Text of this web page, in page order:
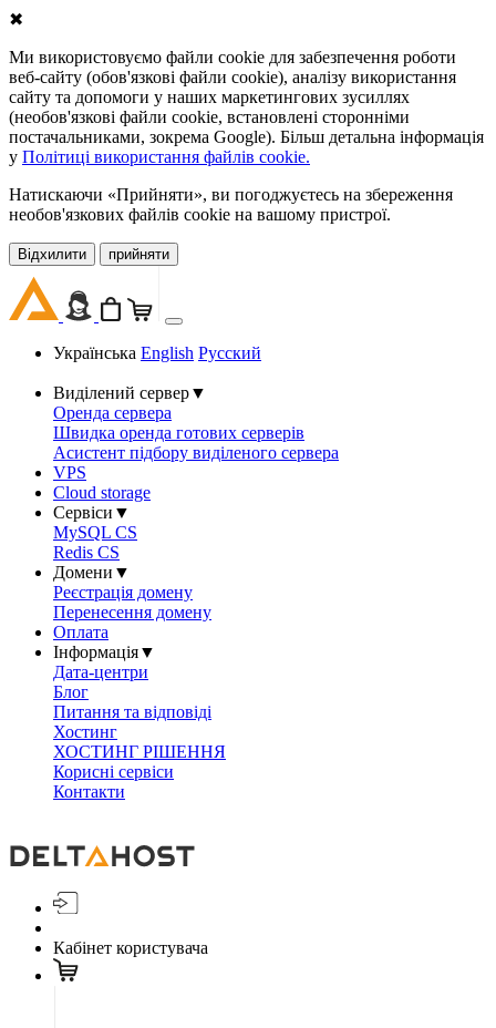
✖
Ми використовуємо файли cookie для забезпечення роботи
веб-сайту (обов'язкові файли cookie), аналізу використання
сайту та допомоги у наших маркетингових зусиллях
(необов'язкові файли cookie, встановлені сторонніми
постачальниками, зокрема Google). Більш детальна інформація
у Політиці використання файлів cookie.
Натискаючи «Прийняти», ви погоджуєтесь на збереження
необов'язкових файлів cookie на вашому пристрої.
Відхилити прийняти
Українська English Русский
Виділений сервер▼
Оренда сервера
Швидка оренда готових серверів
Асистент підбору виділеного сервера
VPS
Cloud storage
Сервіси ▼
MySQL CS
Redis CS
Домени ▼
Реєстрація домену
Перенесення домену
Оплата
Інформація▼
Дата-центри
Блог
Питання та відповіді
Хостинг
ХОСТИНГ РІШЕННЯ
Корисні сервіси
Контакти
Кабінет користувача